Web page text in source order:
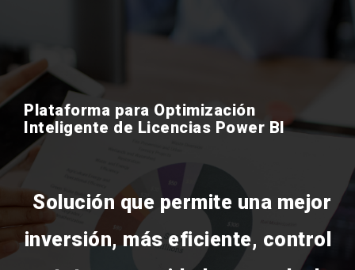
Plataforma para Optimización
Inteligente de Licencias Power BI
Solución que permite una mejor
inversión, más eficiente, control